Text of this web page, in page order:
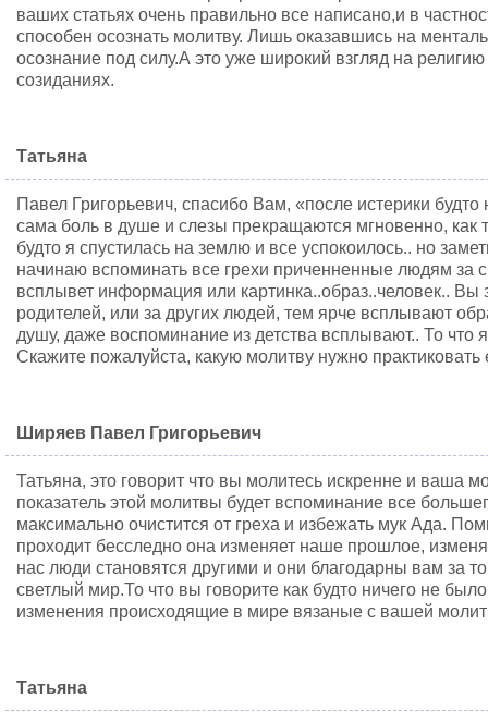
ваших статьях очень правильно все написано,и в
способен осознать молитву. Лишь оказавшись на
осознание под силу.А это уже широкий взгляд на
созиданиях.
Татьяна
Павел Григорьевич, спасибо Вам, «после истерики
сама боль в душе и слезы прекращаются мгновенно, как
будто я спустилась на землю и все успокоилось.. но
начинаю вспоминать все грехи приченненные людям за
всплывет информация или картинка..образ..человек..
родителей, или за других людей, тем ярче всплывают
душу, даже воспоминание из детства всплывают.. То
Скажите пожалуйста, какую молитву нужно
Ширяев Павел Григорьевич
Татьяна, это говорит что вы молитесь искренне и ваша
показатель этой молитвы будет вспоминание все
максимально очистится от греха и избежать мук Ада.
проходит бесследно она изменяет наше прошлое,
нас люди становятся другими и они благодарны вам за
светлый мир.То что вы говорите как будто ничего не
изменения происходящие в мире вязаные с вашей
Татьяна